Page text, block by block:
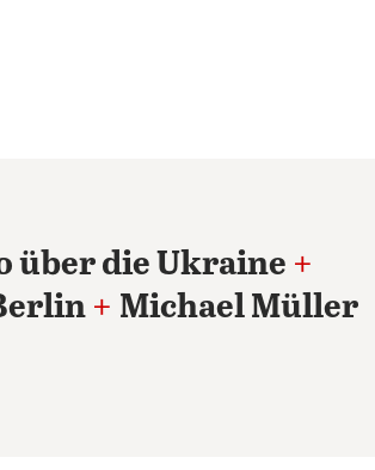
die Ukraine +
+ Michael Müller